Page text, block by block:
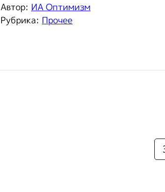
Автор: ИА Оптимизм
Рубрика: Прочее